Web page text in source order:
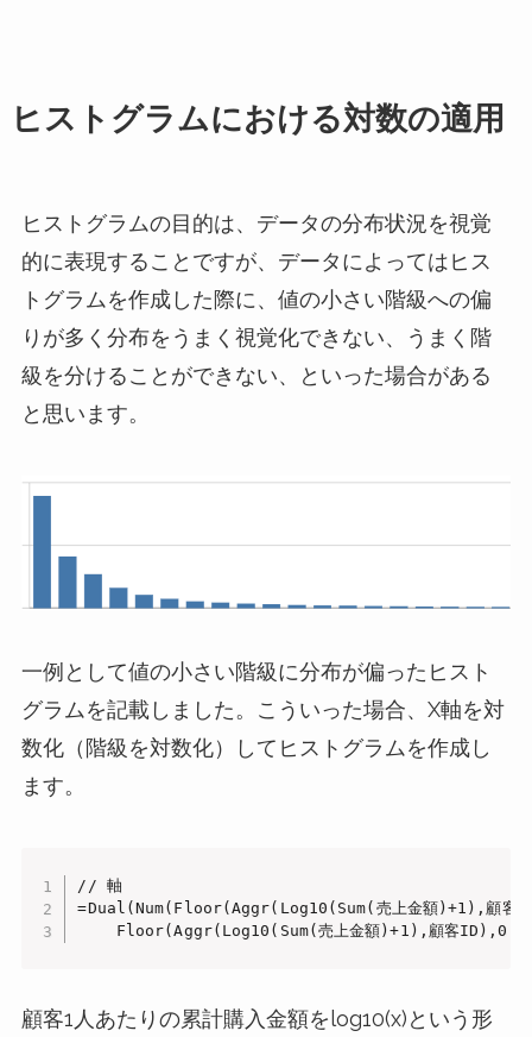
ヒストグラムにおける対数の適用
ヒストグラムの目的は、データの分布状況を視覚
的に表現することですが、データによってはヒス
トグラムを作成した際に、値の小さい階級への偏
りが多く分布をうまく視覚化できない、うまく階
級を分けることができない、といった場合がある
と思います。
一例として値の小さい階級に分布が偏ったヒスト
グラムを記載しました。こういった場合、X軸を対
数化（階級を対数化）してヒストグラムを作成し
ます。
// 軸
=Dual(Num(Floor(Aggr(Log10(Sum(売上金額)+1),
Floor(Aggr(Log10(Sum(売上金額)+1),顧客
顧客1人あたりの累計購入金額をlog⁡10(x)という形